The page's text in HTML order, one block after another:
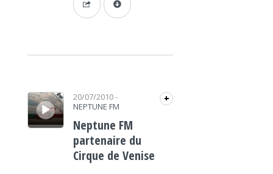
Lecteur audio 20/07/2010-
NEPTUNE FM
+
Neptune FM
partenaire du
Cirque de Venise